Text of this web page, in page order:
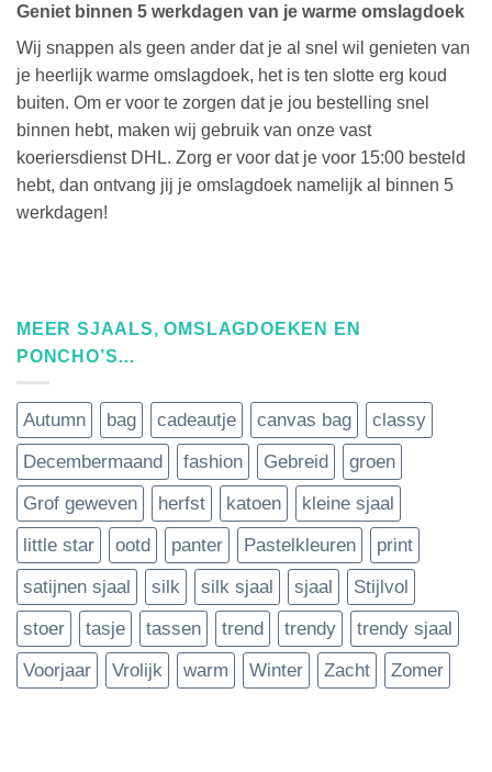
Geniet binnen 5 werkdagen van je warme omslagdoek
Wij snappen als geen ander dat je al snel wil genieten van
je heerlijk warme omslagdoek, het is ten slotte erg koud
buiten. Om er voor te zorgen dat je jou bestelling snel
binnen hebt, maken wij gebruik van onze vast
koeriersdienst DHL. Zorg er voor dat je voor 15:00 besteld
hebt, dan ontvang jij je omslagdoek namelijk al binnen 5
werkdagen!
MEER SJAALS, OMSLAGDOEKEN EN
PONCHO’S…
Autumn bag cadeautje canvas bag
classy
Decembermaand
fashion Gebreid
groen
Grof geweven
herfst katoen
kleine sjaal
little star
ootd panter Pastelkleuren
print
satijnen sjaal
silk silk sjaal sjaal
Stijlvol
stoer
tasje tassen trend trendy
trendy sjaal
Voorjaar
Vrolijk warm Winter Zacht Zomer